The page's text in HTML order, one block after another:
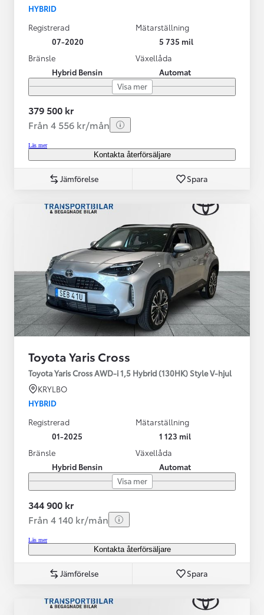
HYBRID
Registrerad
07-2020
Mätarställning
5 735 mil
Bränsle
Hybrid Bensin
Växellåda
Automat
Visa mer
379 500 kr
Från 4 556 kr/mån
Läs mer
Kontakta återförsäljare
Jämförelse Spara
Toyota Yaris Cross
Toyota Yaris Cross AWD-i 1,5 Hybrid (130HK) Style V-hjul
KRYLBO
HYBRID
Registrerad
01-2025
Mätarställning
1 123 mil
Bränsle
Hybrid Bensin
Växellåda
Automat
Visa mer
344 900 kr
Från 4 140 kr/mån
Läs mer
Kontakta återförsäljare
Jämförelse Spara